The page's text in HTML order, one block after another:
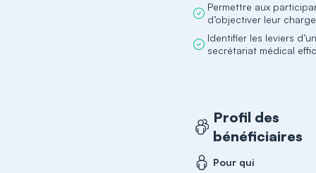
Permettre aux
d’objectiver leur
Identifier les leviers
secrétariat médical
Profil des
bénéficiaires
Pour qui